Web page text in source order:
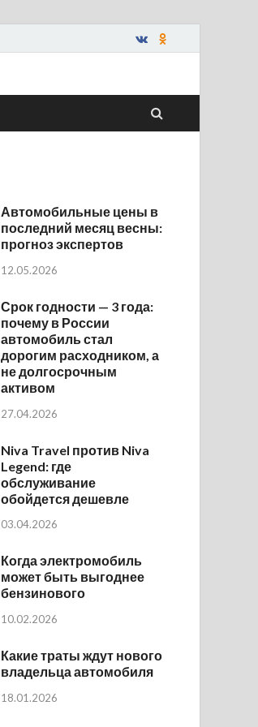
Автомобильные цены в
последний месяц весны:
прогноз экспертов
12.05.2026
Срок годности — 3 года:
почему в России
автомобиль стал
дорогим расходником, а
не долгосрочным
активом
27.04.2026
Niva Travel против Niva
Legend: где
обслуживание
обойдется дешевле
03.04.2026
Когда электромобиль
может быть выгоднее
бензинового
10.02.2026
Какие траты ждут нового
владельца автомобиля
18.01.2026